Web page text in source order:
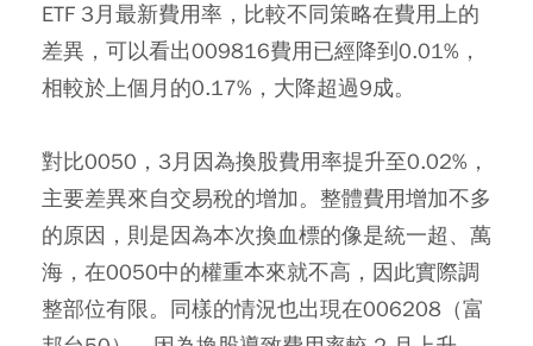
ETF 3月最新費用率，比較不同策略在費用上的
差異，可以看出009816費用已經降到0.01%，
相較於上個月的0.17%，大降超過9成。
對比0050，3月因為換股費用率提升至0.02%，
主要差異來自交易稅的增加。整體費用增加不多
的原因，則是因為本次換血標的像是統一超、萬
海，在0050中的權重本來就不高，因此實際調
整部位有限。同樣的情況也出現在006208（富